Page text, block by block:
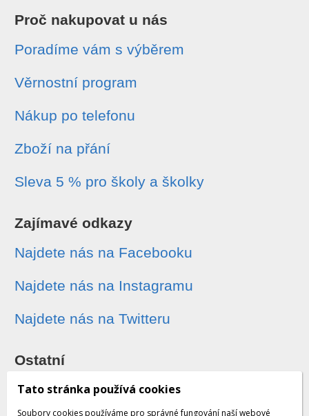
Proč nakupovat u nás
Poradíme vám s výběrem
Věrnostní program
Nákup po telefonu
Zboží na přání
Sleva 5 % pro školy a školky
Zajímavé odkazy
Najdete nás na Facebooku
Najdete nás na Instagramu
Najdete nás na Twitteru
Ostatní
Sledování zásilek
Tato stránka používá cookies
Soubory cookies používáme pro správné fungování naší webové